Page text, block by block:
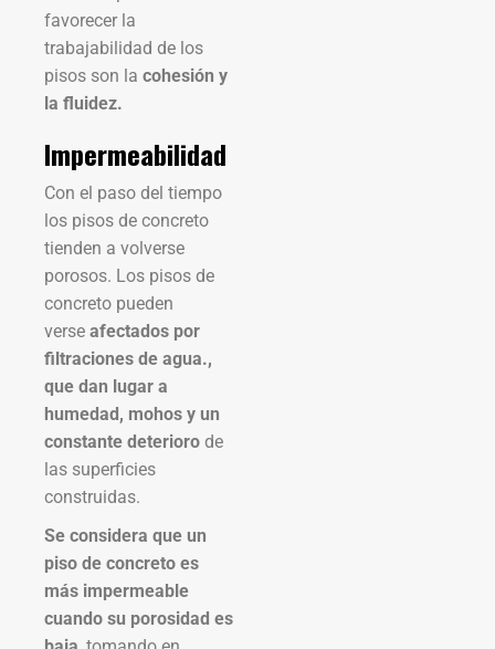
favorecer la
trabajabilidad de los
pisos son la cohesión y
la fluidez.
Impermeabilidad
Con el paso del tiempo
los pisos de concreto
tienden a volverse
porosos. Los pisos de
concreto pueden
verse afectados por
filtraciones de agua.,
que dan lugar a
humedad, mohos y un
constante deterioro de
las superficies
construidas.
Se considera que un
piso de concreto es
más impermeable
cuando su porosidad es